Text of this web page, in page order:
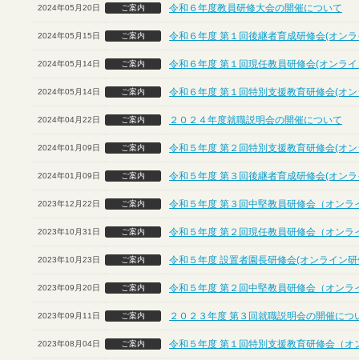
2024年05月20日 ご案内 令和６年度教員研修大会の開催について
2024年05月15日 ご案内 令和６年度 第１回後継者育成研修会(オン
2024年05月14日 ご案内 令和６年度 第１回現任教員研修会(オンラ
2024年05月14日 ご案内 令和６年度 第１回特別支援教育研修会(オ
2024年04月22日 ご案内 ２０２４年度就職説明会の開催について
2024年01月09日 ご案内 令和５年度 第２回特別支援教育研修会(オ
2024年01月09日 ご案内 令和５年度 第３回後継者育成研修会(オン
2023年12月22日 ご案内 令和５年度 第３回中堅教員研修会（オンラ
2023年10月31日 ご案内 令和５年度 第２回現任教員研修会（オンラ
2023年10月23日 ご案内 令和５年度 設置者園長研修会(オンライン
2023年09月20日 ご案内 令和５年度 第２回中堅教員研修会（オンラ
2023年09月11日 ご案内 ２０２３年度 第３回就職説明会の開催につ
2023年08月04日 ご案内 令和５年度 第１回特別支援教育研修会（オ